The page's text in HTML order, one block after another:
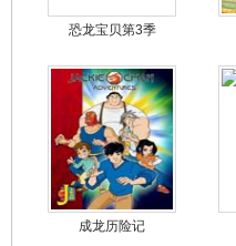
恐龙宝贝第3季
成龙历险记